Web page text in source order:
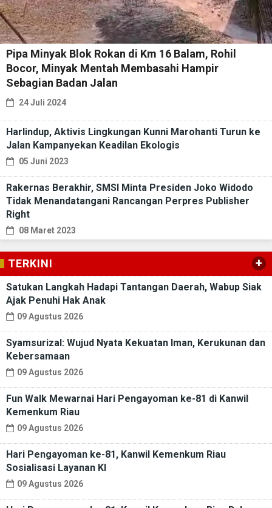
Pipa Minyak Blok Rokan di Km 16 Balam, Rohil
Bocor, Minyak Mentah Membasahi Hampir
Sebagian Badan Jalan
24 Juli 2024
Harlindup, Aktivis Lingkungan Kunni Marohanti Turun ke
Jalan Kampanyekan Keadilan Ekologis
05 Juni 2023
Rakernas Berakhir, SMSI Minta Presiden Joko Widodo
Tidak Menandatangani Rancangan Perpres Publisher
Right
08 Maret 2023
TERKINI +
Satukan Langkah Hadapi Tantangan Daerah, Wabup Siak
Ajak Penuhi Hak Anak
09 Agustus 2026
Syamsurizal: Wujud Nyata Kekuatan Iman, Kerukunan dan
Kebersamaan
09 Agustus 2026
Fun Walk Mewarnai Hari Pengayoman ke-81 di Kanwil
Kemenkum Riau
09 Agustus 2026
Hari Pengayoman ke-81, Kanwil Kemenkum Riau
Sosialisasi Layanan KI
09 Agustus 2026